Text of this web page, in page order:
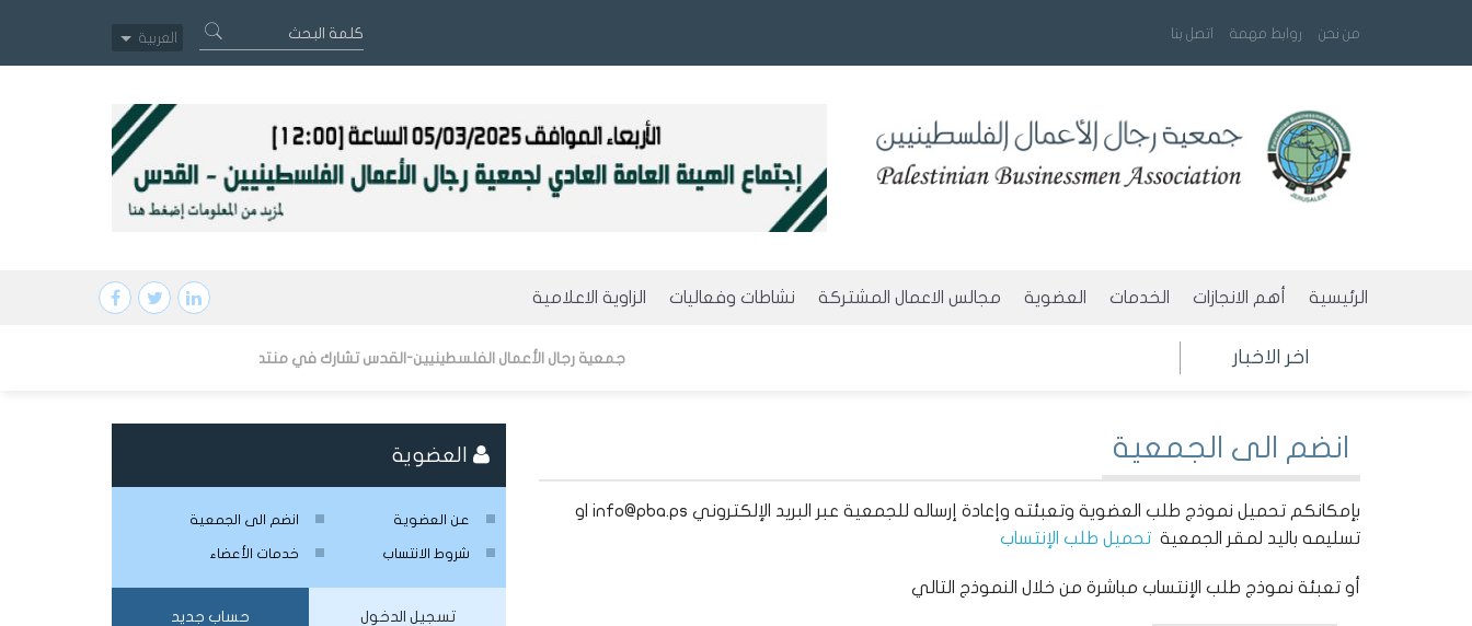
من نحن روابط مهمة اتصل بنا العربية
الرئيسية أهم الانجازات الخدمات
تنسيق معابر
تأشيرات الدخول
شهادة الجمعية
فنادق
العضوية مجالس الاعمال المشتركة نشاطات وفعاليات الزاوية الاعلامية
مجلة رجل الأعمال
مكتبة الصور
اخر الاخبار جمعية رجال الأعمال الفلسطينيين-القدس تشارك في منتدى سانت بطرسبرغ الاقتصادي الدولي SPIEF 2026 بحضور الرئيس الروسي فلاديمير بوتين
انضم الى الجمعية
بإمكانكم تحميل نموذج طلب العضوية وتعبئته وإعادة إرساله للجمعية عبر البريد الإلكتروني info@pba.ps او
تسليمه باليد لمقر الجمعية تحميل طلب الإنتساب
أو تعبئة نموذج طلب الإنتساب مباشرة من خلال النموذج التالي
العضوية
عن العضوية انضم الى الجمعية
شروط الانتساب خدمات الأعضاء
تسجيل الدخول حساب جديد